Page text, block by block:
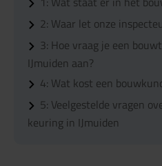
2: Waar let onze
3: Hoe vraag je een
IJmuiden aan?
4: Wat kost een
5: Veelgestelde vragen
keuring in IJmuiden